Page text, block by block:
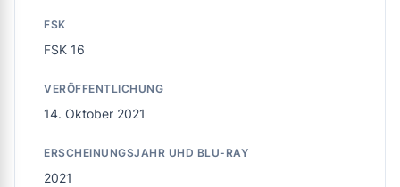
FSK
FSK 16
VERÖFFENTLICHUNG
14. Oktober 2021
ERSCHEINUNGSJAHR UHD BLU-RAY
2021